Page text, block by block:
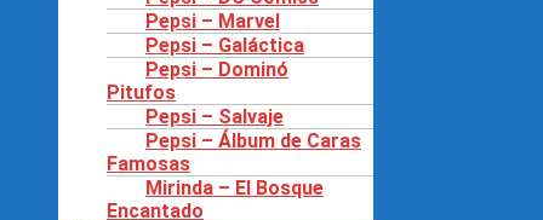
Pepsi – Marvel
Pepsi – Galáctica
Pepsi – Dominó
Pitufos
Pepsi – Salvaje
Pepsi – Álbum de Caras
Famosas
Mirinda – El Bosque
Encantado